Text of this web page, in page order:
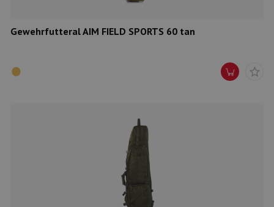
Gewehrfutteral AIM FIELD SPORTS 60 tan